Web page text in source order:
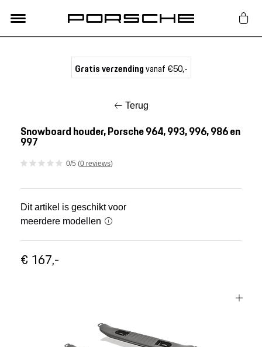
Nieuw
Mijn account
Gratis verzendingvanaf €50,-
Terug
Snowboard houder, Porsche 964, 993, 996, 986 en
997
0/5 (0 reviews)
Dit artikel is geschikt voor
meerdere modellen
€ 167,-